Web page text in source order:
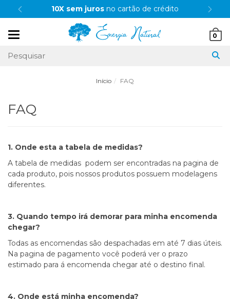
10X sem juros no cartão de crédito
0
Início FAQ
FAQ
1. Onde esta a tabela de medidas?
A tabela de medidas podem ser encontradas na pagina de
cada produto, pois nossos produtos possuem modelagens
diferentes.
3. Quando tempo irá demorar para minha encomenda
chegar?
Todas as encomendas são despachadas em até 7 dias úteis.
Na pagina de pagamento você poderá ver o prazo
estimado para á encomenda chegar até o destino final.
4. Onde está minha encomenda?